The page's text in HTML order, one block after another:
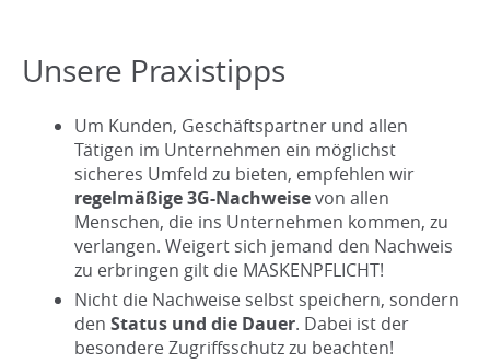
Unsere Praxistipps
Um Kunden, Geschäftspartner und allen
Tätigen im Unternehmen ein möglichst
sicheres Umfeld zu bieten, empfehlen wir
regelmäßige 3G-Nachweisevon allen
Menschen, die ins Unternehmen kommen, zu
verlangen. Weigert sich jemand den Nachweis
zu erbringen gilt die MASKENPFLICHT!
Nicht die Nachweise selbst speichern, sondern
den Status und die Dauer. Dabei ist der
besondere Zugriffsschutz zu beachten!